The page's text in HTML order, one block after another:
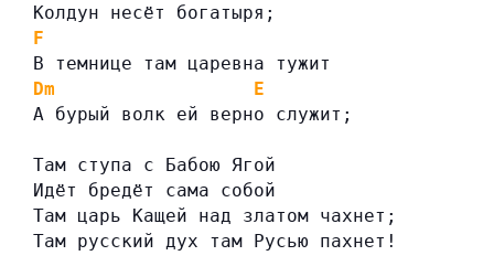
Колдун несёт богатыря;
F
В темнице там царевна тужит
Dm
E
А бурый волк ей верно служит;
Там ступа с Бабою Ягой
Идёт бредёт сама собой
Там царь Кащей над златом чахнет;
Там русский дух там Русью пахнет!